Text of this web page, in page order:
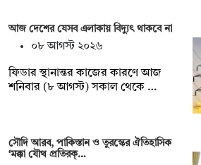
আজ দেশের যেসব এলাকায় বিদ্যুৎ থাকবে না
০৮ আগস্ট ২০২৬
ফিডার স্থানান্তর কাজের কারণে আজ
শনিবার (৮ আগস্ট) সকাল থেকে …
সৌদি আরব, পাকিস্তান ও তুরস্কের ঐতিহাসিক
‘মক্কা যৌথ প্রতিরক্…